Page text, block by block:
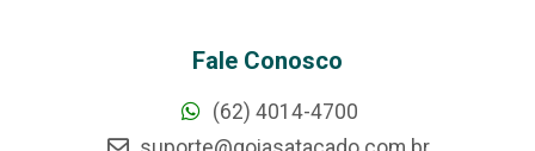
Fale Conosco
(62) 4014-4700